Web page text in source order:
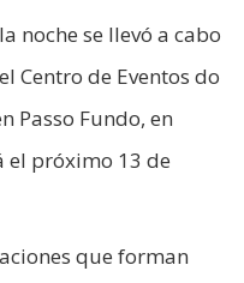
noche se llevó a cabo
Centro de Eventos do
Passo Fundo, en
el próximo 13 de
que forman